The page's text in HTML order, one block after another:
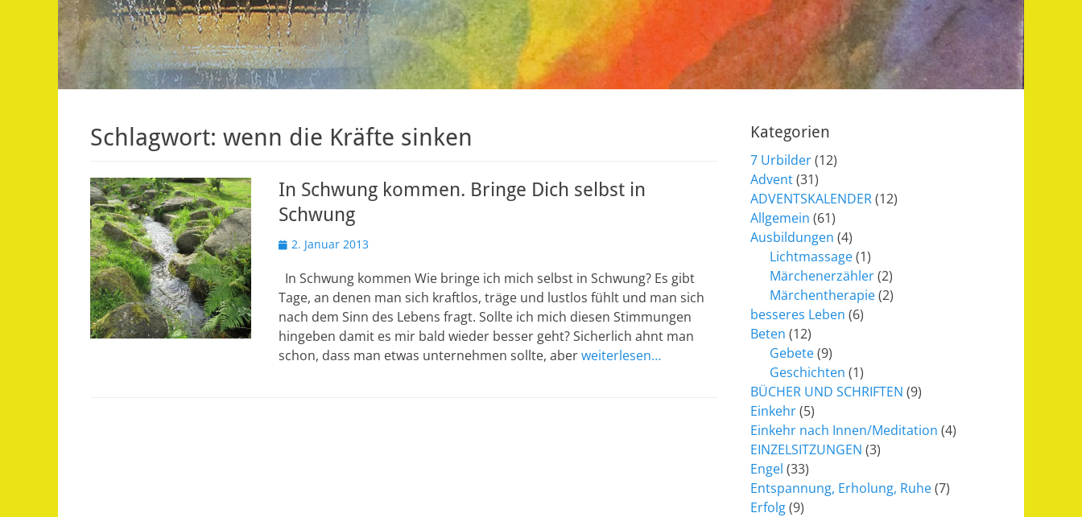
Schlagwort: wenn die Kräfte sinken
In Schwung kommen. Bringe Dich selbst in
Schwung
Veröffentlicht
2. Januar 2013
In Schwung kommen Wie bringe ich mich selbst in Schwung? Es gibt
Tage, an denen man sich kraftlos, träge und lustlos fühlt und man sich
nach dem Sinn des Lebens fragt. Sollte ich mich diesen Stimmungen
hingeben damit es mir bald wieder besser geht? Sicherlich ahnt man
schon, dass man etwas unternehmen sollte, aberweiterlesen…
Kategorien
7 Urbilder(12)
Advent(31)
ADVENTSKALENDER(12)
Allgemein (61)
Ausbildungen (4)
Lichtmassage(1)
Märchenerzähler(2)
Märchentherapie(2)
besseres Leben (6)
Beten (12)
Gebete(9)
Geschichten (1)
BÜCHER UND SCHRIFTEN (9)
Einkehr(5)
Einkehr nach Innen/Meditation (4)
EINZELSITZUNGEN (3)
Engel (33)
Entspannung, Erholung, Ruhe(7)
Erfolg(9)